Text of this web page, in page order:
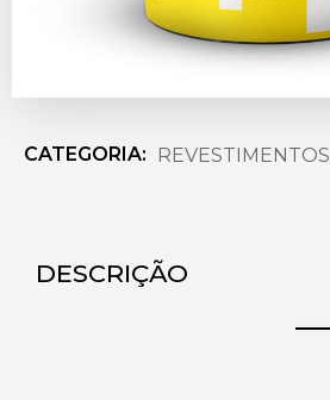
CATEGORIA: REVESTIMENTOS
DESCRIÇÃO